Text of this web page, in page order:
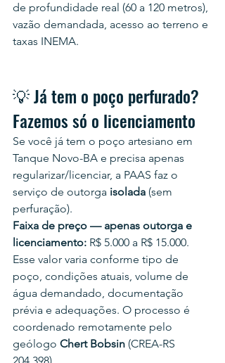
de profundidade real (60 a 120 metros),
vazão demandada, acesso ao terreno e
taxas INEMA.
💡 Já tem o poço perfurado?
Fazemos só o licenciamento
Se você já tem o poço artesiano em
Tanque Novo-BA e precisa apenas
regularizar/licenciar, a PAAS faz o
serviço de outorga isolada (sem
perfuração).
Faixa de preço — apenas outorga e
licenciamento: R$ 5.000 a R$ 15.000.
Esse valor varia conforme tipo de
poço, condições atuais, volume de
água demandado, documentação
prévia e adequações. O processo é
coordenado remotamente pelo
geólogo Chert Bobsin (CREA-RS